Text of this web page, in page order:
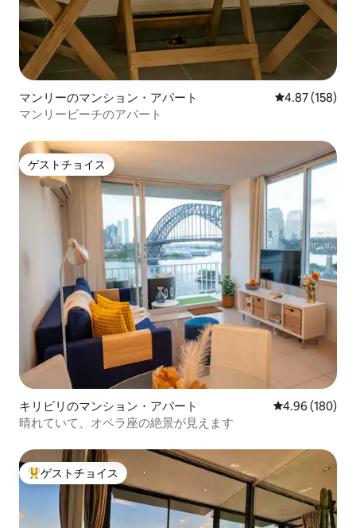
マンリーのマンション・アパート レビュー158
4.87 (158)
マンリービーチのアパート
ゲストチョイス
ゲストチョイス
キリビリのマンション・アパート レビュー180
4.96 (180)
晴れていて、オペラ座の絶景が見えます
大好評のゲストチョイスです。
ゲストチョイス